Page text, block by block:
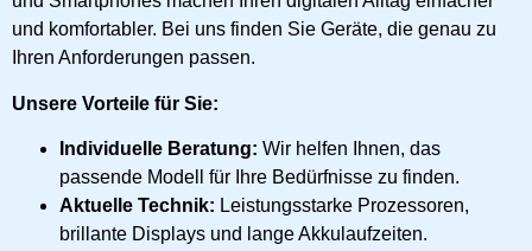
und komfortabler. Bei uns finden Sie Geräte, die genau zu
Ihren Anforderungen passen.
Unsere Vorteile für Sie:
Individuelle Beratung: Wir helfen Ihnen, das
passende Modell für Ihre Bedürfnisse zu finden.
Aktuelle Technik: Leistungsstarke Prozessoren,
brillante Displays und lange Akkulaufzeiten.